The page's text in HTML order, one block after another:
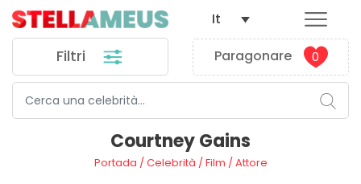
Filtri Paragonare 0
It
Courtney Gains
Portada /Celebrità /Film /Attore